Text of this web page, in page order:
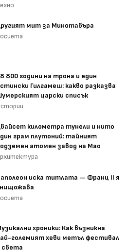
мит за Минотавъра
800 години на трона и един
Гилгамеш: какво разказва
царски списък
километра тунели и нито
грам плутоний: тайният
атомен завод на Мао
иска титлата — Франц II я
хроники: Как възникна
големият хеви метъл фестивал
света